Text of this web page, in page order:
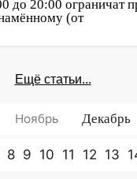
до 20:00 ограничат
(от
Ещё статьи...
Ноябрь Декабрь
8 9 10 11 12 13